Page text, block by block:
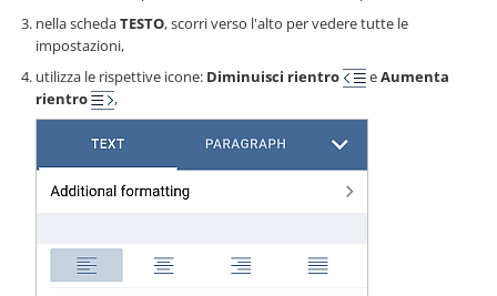
nella schedaTESTO, scorri verso l'alto per vedere tutte le
impostazioni,
utilizza le rispettive icone: Diminuisci rientro eAumenta
rientro
,